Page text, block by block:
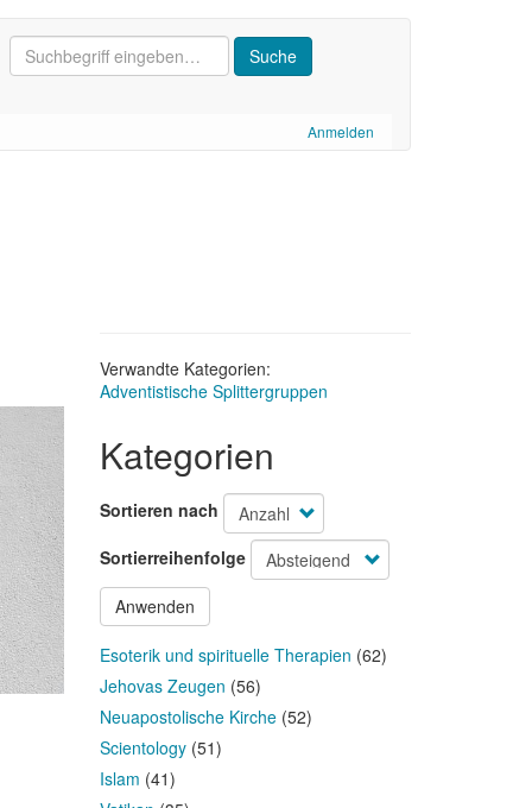
Anmelden
Verwandte Kategorien:
Adventistische Splittergruppen
Kategorien
Sortieren nach
Sortierreihenfolge
Anwenden
Esoterik und spirituelle Therapien (62)
Jehovas Zeugen (56)
Neuapostolische Kirche(52)
Scientology(51)
Islam (41)